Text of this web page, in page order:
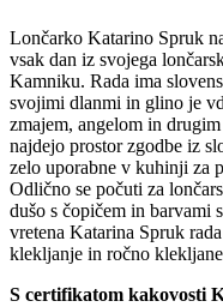
Lončarko Katarino Spruk
vsak dan iz svojega
Kamniku. Rada ima
svojimi dlanmi in glino je
zmajem, angelom in
najdejo prostor zgodbe iz
zelo uporabne v kuhinji za
Odlično se počuti za
dušo s čopičem in barvami
vretena Katarina Spruk
klekljanje in ročno
S certifikatom kakovosti